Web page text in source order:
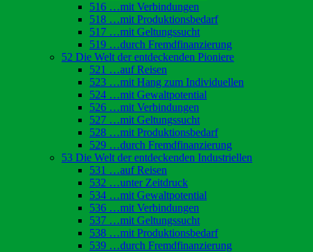
516 …mit Verbindungen
518 …mit Produktionsbedarf
517 …mit Geltungssucht
519 …durch Fremdfinanzierung
52 Die Welt der entdeckenden Pioniere
521 …auf Reisen
523 …mit Hang zum Individuellen
524 …mit Gewaltpotential
526 …mit Verbindungen
527 …mit Geltungssucht
528 …mit Produktionsbedarf
529 …durch Fremdfinanzierung
53 Die Welt der entdeckenden Industriellen
531 …auf Reisen
532 …unter Zeitdruck
534 …mit Gewaltpotential
536 …mit Verbindungen
537 …mit Geltungssucht
538 …mit Produktionsbedarf
539 …durch Fremdfinanzierung